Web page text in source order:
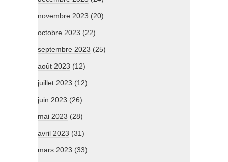
novembre 2023 (20)
octobre 2023 (22)
septembre 2023 (25)
août 2023 (12)
juillet 2023 (12)
juin 2023 (26)
mai 2023 (28)
avril 2023 (31)
mars 2023 (33)